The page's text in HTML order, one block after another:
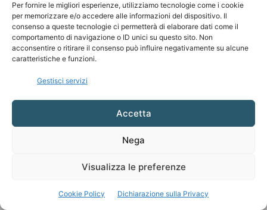
Per fornire le migliori esperienze, utilizziamo tecnologie come i cookie
per memorizzare e/o accedere alle informazioni del dispositivo. Il
consenso a queste tecnologie ci permetterà di elaborare dati come il
comportamento di navigazione o ID unici su questo sito. Non
acconsentire o ritirare il consenso può influire negativamente su alcune
caratteristiche e funzioni.
Gestisci servizi
Accetta
Nega
Visualizza le preferenze
Cookie Policy Dichiarazione sulla Privacy